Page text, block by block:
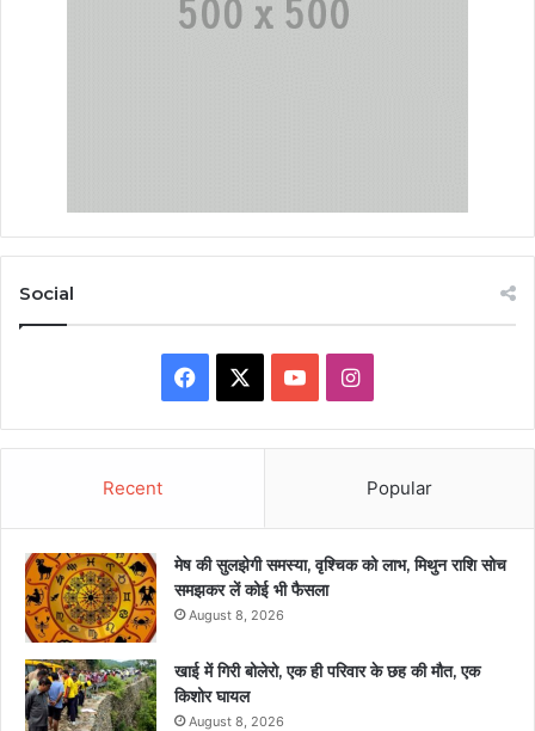
Social
Facebook YouTubeInstagram
Recent Popular
मेष की सुलझेगी समस्या, वृश्चिक को लाभ, मिथुन राशि सोच
समझकर लें कोई भी फैसला
August 8, 2026
खाई में गिरी बोलेरो, एक ही परिवार के छह की मौत, एक
किशोर घायल
August 8, 2026